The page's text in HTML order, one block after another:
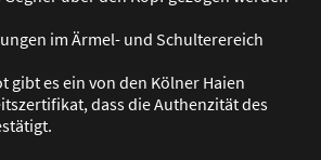
im Ärmel- und Schulterereich
gibt es ein von den Kölner Haien
dass die Authenzität des